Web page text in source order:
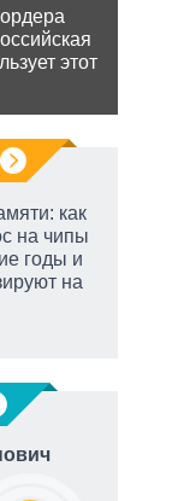
этот
как
на чипы
годы и
на